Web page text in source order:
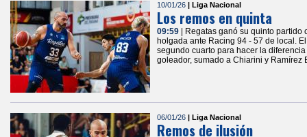
10/01/26 | Liga Nacional
Los remos en quinta
09:59
| Regatas ganó su quinto
holgada ante Racing 94 - 57 de local.
segundo cuarto para hacer la
goleador, sumado a Chiarini y Ramírez
06/01/26 | Liga Nacional
Remos de ilusión